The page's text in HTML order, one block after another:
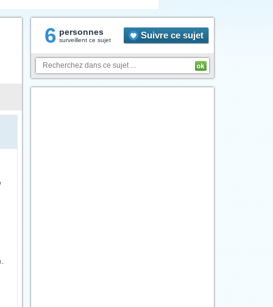
6 personnes
surveillent ce sujet Suivre ce sujet